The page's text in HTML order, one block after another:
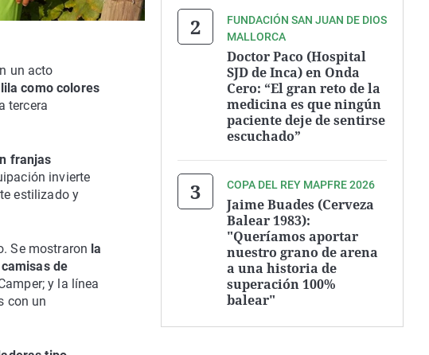
un acto
como colores
tercera
franjas
invierte
estilizado y
Se mostraron la
de
y la línea
con un
FUNDACIÓN SAN JUAN DE DIOS
MALLORCA
Doctor Paco (Hospital
SJD de Inca) en Onda
Cero: “El gran reto de la
medicina es que ningún
paciente deje de sentirse
escuchado”
COPA DEL REY MAPFRE 2026
Jaime Buades (Cerveza
Balear 1983):
"Queríamos aportar
nuestro grano de arena
a una historia de
superación 100%
balear"